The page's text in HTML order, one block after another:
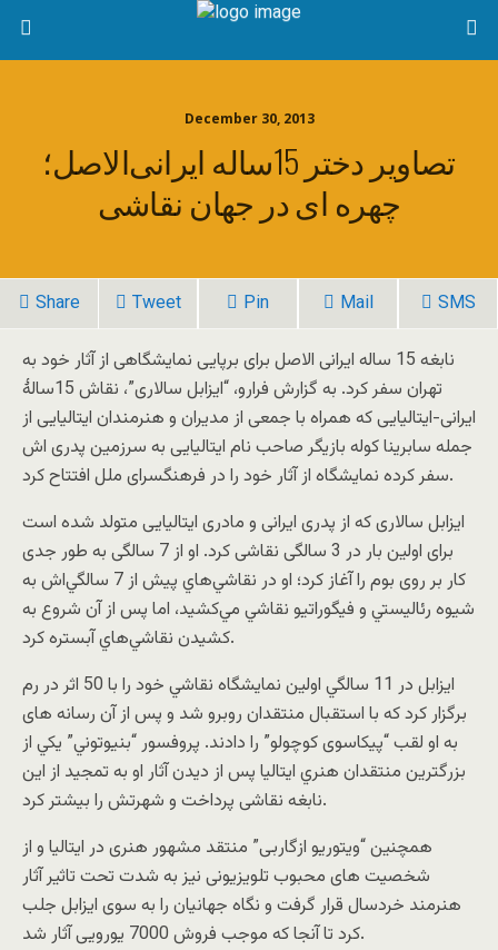
December 30, 2013
تصاویر دختر 15ساله ایرانی‌الاصل؛
چهره ای در جهان نقاشی
Share Tweet Pin Mail SMS
نابغه 15 ساله ایرانی الاصل برای برپایی نمایشگاهی از آثار خود به
تهران سفر کرد. به گزارش فرارو، “ایزابل سالاری”، نقاش 15سالۀ
ایرانی-ایتالیایی که همراه با جمعی از مدیران و هنرمندان ایتالیایی از
جمله سابرینا کوله بازیگر صاحب نام ایتالیایی به سرزمین پدری اش
سفر کرده نمایشگاه از آثار خود را در فرهنگسرای ملل افتتاح کرد.
ایزابل سالاری که از پدری ایرانی و مادری ایتالیایی متولد شده است
برای اولین بار در 3 سالگی نقاشی کرد. او از 7 سالگی به طور جدی
کار بر روی بوم را آغاز کرد؛ او در نقاشي‌هاي پيش از 7 سالگي‌اش به
شيوه رئاليستي و فيگوراتيو نقاشي مي‌كشيد، اما پس از آن شروع به
كشيدن نقاشي‌هاي آبستره كرد.
ایزابل در 11 سالگي اولين نمايشگاه نقاشي خود را با 50 اثر در رم
برگزار كرد که با استقبال منتقدان روبرو شد و پس از آن رسانه های
به او لقب “پیکاسوی کوچولو” را دادند. پروفسور “بنيوتوني” يكي از
بزرگترين منتقدان هنري ايتاليا پس از دیدن آثار او به تمجید از این
نابغه نقاشی پرداخت و شهرتش را بیشتر کرد.
همچنین “ویتوریو ازگاربی” منتقد مشهور هنری در ایتالیا و از
شخصیت های محبوب تلویزیونی نیز به شدت تحت تاثیر آثار
هنرمند خردسال قرار گرفت و نگاه جهانیان را به سوی ایزابل جلب
کرد تا آنجا که موجب فروش 7000 یورویی آثار شد.